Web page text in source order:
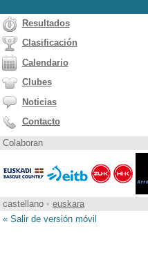
Resultados
Clasificación
Calendario
Clubes
Noticias
Contacto
Colaboran
castellano • euskara
« Salir de versión móvil